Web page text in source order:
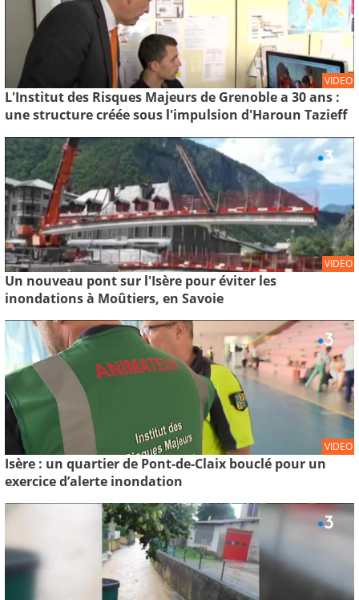
VIDEO
L'Institut des Risques Majeurs de Grenoble a 30 ans :
une structure créée sous l'impulsion d'Haroun Tazieff
VIDEO
Un nouveau pont sur l'Isère pour éviter les
inondations à Moûtiers, en Savoie
VIDEO
Isère : un quartier de Pont-de-Claix bouclé pour un
exercice d’alerte inondation